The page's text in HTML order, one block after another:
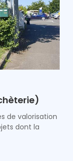
de valorisation
dont la